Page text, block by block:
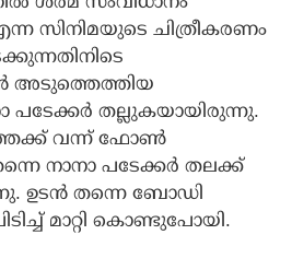
സിനിമയുടെ ചിത്രീകരണം
അടുത്തെത്തിയ
തല്ലുകയായിരുന്നു.
വന്ന് ഫോണ്‍
നാനാ പടേക്കര്‍ തലക്ക്
ഉടന്‍ തന്നെ ബോഡി
മാറ്റി കൊണ്ടുപോയി.